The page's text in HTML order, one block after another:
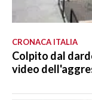
CRONACA ITALIA
Colpito dal
video